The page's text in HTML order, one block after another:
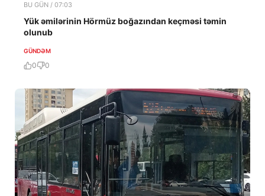
BU GÜN / 07:03
Yük əmilərinin Hörmüz boğazından keçməsi təmin
olunub
GÜNDƏM
0 0